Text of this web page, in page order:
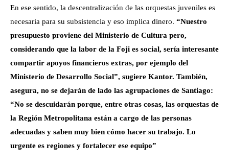
En ese sentido, la descentralización de las orquestas juveniles es
necesaria para su subsistencia y eso implica dinero. “Nuestro
presupuesto proviene del Ministerio de Cultura pero,
considerando que la labor de la Foji es social, sería interesante
compartir apoyos financieros extras, por ejemplo del
Ministerio de Desarrollo Social”, sugiere Kantor. También,
asegura, no se dejarán de lado las agrupaciones de Santiago:
“No se descuidarán porque, entre otras cosas, las orquestas de
la Región Metropolitana están a cargo de las personas
adecuadas y saben muy bien cómo hacer su trabajo. Lo
urgente es regiones y fortalecer ese equipo”